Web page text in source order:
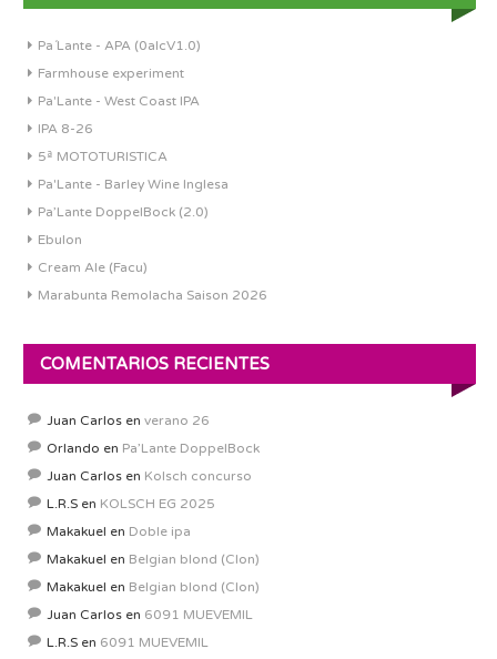
Pa´Lante - APA (0alcV1.0)
Farmhouse experiment
Pa'Lante - West Coast IPA
IPA 8-26
5ª MOTOTURISTICA
Pa'Lante - Barley Wine Inglesa
Pa’Lante DoppelBock (2.0)
Ebulon
Cream Ale (Facu)
Marabunta Remolacha Saison 2026
COMENTARIOS RECIENTES
Juan Carlos en verano 26
Orlando en Pa’Lante DoppelBock
Juan Carlos en Kolsch concurso
L.R.S en KOLSCH EG 2025
Makakuel en Doble ipa
Makakuel en Belgian blond (Clon)
Makakuel en Belgian blond (Clon)
Juan Carlos en 6091 MUEVEMIL
L.R.S en 6091 MUEVEMIL